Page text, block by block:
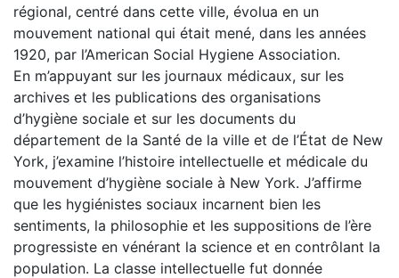
régional, centré dans cette ville, évolua en un
mouvement national qui était mené, dans les années
1920, par l’American Social Hygiene Association.
En m’appuyant sur les journaux médicaux, sur les
archives et les publications des organisations
d’hygiène sociale et sur les documents du
département de la Santé de la ville et de l’État de New
York, j’examine l’histoire intellectuelle et médicale du
mouvement d’hygiène sociale à New York. J’affirme
que les hygiénistes sociaux incarnent bien les
sentiments, la philosophie et les suppositions de l’ère
progressiste en vénérant la science et en contrôlant la
population. La classe intellectuelle fut donnée